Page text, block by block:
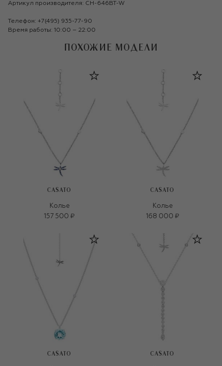
Артикул производителя: CH-646BT-W
Телефон: +7(495) 935-77-90
Время работы: 10:00 – 22:00
ПОХОЖИЕ МОДЕЛИ
CASATO
Колье
157 500 ₽
CASATO
Колье
168 000 ₽
CASATO CASATO